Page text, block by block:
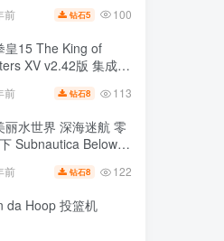
方中文
前 钻石5 100
皇15 The King of
XV v2.42版 集成全
皇2002系列
前 钻石8 113
丽水世界 深海迷航 零
Subnautica Below
v49565 Subnautica
前 钻石8 122
da Hoop 投篮机
走深空 碎舰师
版 集成全
方中文
前 钻石5 100
皇15 The King of
官方中文 拳皇14 拳皇
皇2002系列钻石8 113
丽水世界 深海迷航 零
v49565 Subnautica